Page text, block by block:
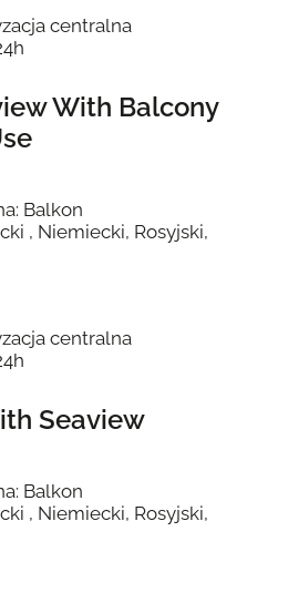
centralna
With Balcony
Balkon
, Niemiecki, Rosyjski,
centralna
Seaview
Balkon
, Niemiecki, Rosyjski,